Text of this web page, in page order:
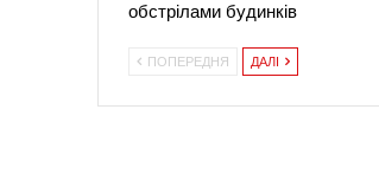
обстрілами будинків
ПОПЕРЕДНЯ ДАЛІ